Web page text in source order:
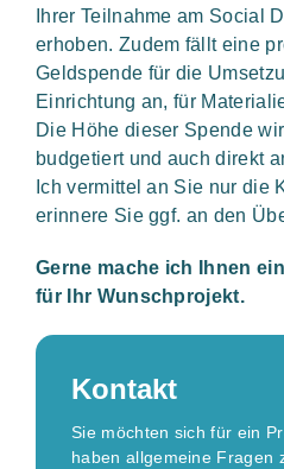
Ihrer Teilnahme am Social
erhoben. Zudem fällt eine
Geldspende für die
Einrichtung an, für
Die Höhe dieser Spende
budgetiert und auch direkt
Ich vermittel an Sie nur die
erinnere Sie ggf. an den
Gerne mache ich Ihnen
für Ihr Wunschprojekt.
Kontakt
Sie möchten sich für ein
haben allgemeine Fragen